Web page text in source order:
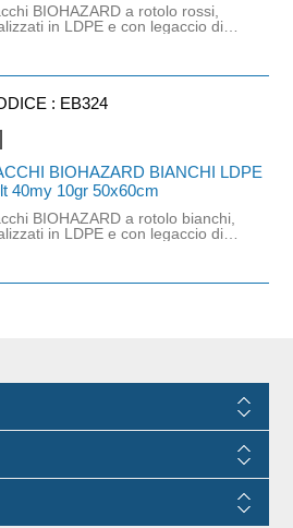
BIOHAZARD a rotolo rossi,
in LDPE e con legaccio di
Grammatura: 60gr.
: EB324
BIOHAZARD BIANCHI LDPE
40my 10gr 50x60cm
BIOHAZARD a rotolo bianchi,
in LDPE e con legaccio di
10gr.